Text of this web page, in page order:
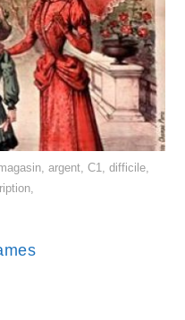
argent, C1, difficile,